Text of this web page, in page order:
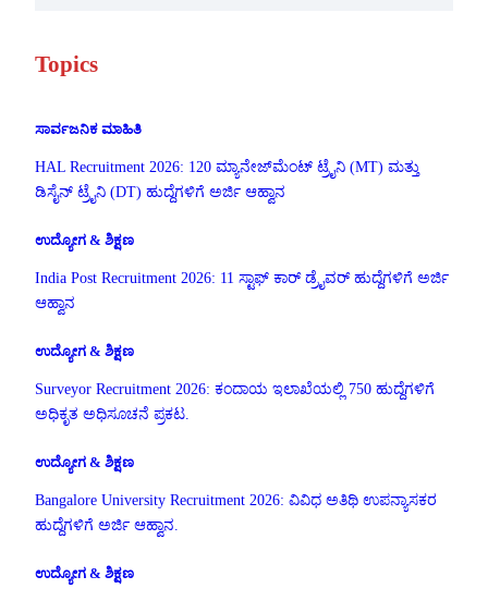
Topics
ಸಾರ್ವಜನಿಕ ಮಾಹಿತಿ
HAL Recruitment 2026: 120 ಮ್ಯಾನೇಜ್‌ಮೆಂಟ್ ಟ್ರೈನಿ (MT) ಮತ್ತು
ಡಿಸೈನ್ ಟ್ರೈನಿ (DT) ಹುದ್ದೆಗಳಿಗೆ ಅರ್ಜಿ ಆಹ್ವಾನ
ಉದ್ಯೋಗ & ಶಿಕ್ಷಣ
India Post Recruitment 2026: 11 ಸ್ಟಾಫ್ ಕಾರ್ ಡ್ರೈವರ್ ಹುದ್ದೆಗಳಿಗೆ ಅರ್ಜಿ
ಆಹ್ವಾನ
ಉದ್ಯೋಗ & ಶಿಕ್ಷಣ
Surveyor Recruitment 2026: ಕಂದಾಯ ಇಲಾಖೆಯಲ್ಲಿ 750 ಹುದ್ದೆಗಳಿಗೆ
ಅಧಿಕೃತ ಅಧಿಸೂಚನೆ ಪ್ರಕಟ.
ಉದ್ಯೋಗ & ಶಿಕ್ಷಣ
Bangalore University Recruitment 2026: ವಿವಿಧ ಅತಿಥಿ ಉಪನ್ಯಾಸಕರ
ಹುದ್ದೆಗಳಿಗೆ ಅರ್ಜಿ ಆಹ್ವಾನ.
ಉದ್ಯೋಗ & ಶಿಕ್ಷಣ